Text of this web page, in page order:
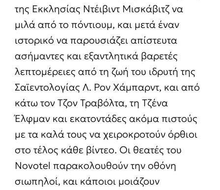
της Εκκλησίας Ντέιβιντ Μισκάβιτζ να
μιλά από το πόντιουμ, και μετά έναν
ιστορικό να παρουσιάζει απίστευτα
ασήμαντες και εξαντλητικά βαρετές
λεπτομέρειες από τη ζωή του ιδρυτή της
Σαϊεντολογίας Λ. Ρον Χάμπαρντ, και από
κάτω τον Τζον Τραβόλτα, τη Τζένα
Έλφμαν και εκατοντάδες ακόμα πιστούς
με τα καλά τους να χειροκροτούν όρθιοι
στο τέλος κάθε βίντεο. Οι θεατές του
Novotel παρακολουθούν την οθόνη
σιωπηλοί, και κάποιοι μοιάζουν